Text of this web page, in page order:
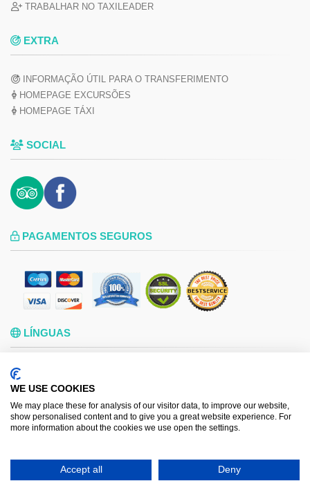
TRABALHAR NO TAXILEADER
EXTRA
INFORMAÇÃO ÚTIL PARA O TRANSFERIMENTO
HOMEPAGE EXCURSÕES
HOMEPAGE TÁXI
SOCIAL
PAGAMENTOS SEGUROS
LÍNGUAS
ESPAÑOL
ROMÂNA
FRANÇAIS
POLSKI
DEUTSCH
PORTUGUÊS
WE USE COOKIES
We may place these for analysis of our visitor data, to improve our website,
show personalised content and to give you a great website experience. For
more information about the cookies we use open the settings.
Accept all Deny